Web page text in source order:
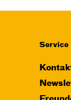
Service